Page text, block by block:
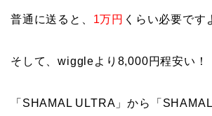
普通に送ると、 1万円 くらい必要です
そして、wiggleより8,000円程安い！
「SHAMAL ULTRA」から「